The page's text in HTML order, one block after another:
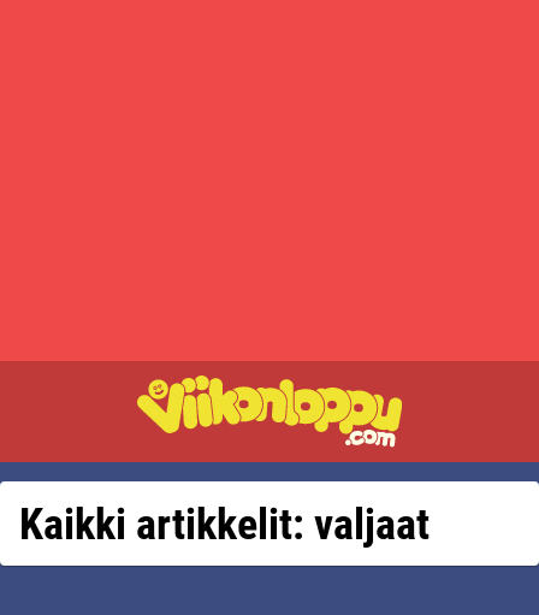
Kaikki artikkelit: valjaat